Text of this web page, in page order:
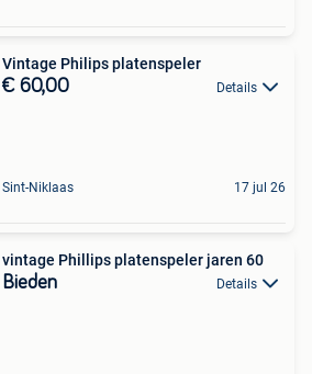
Vintage Philips platenspeler
€ 60,00 Details
Sint-Niklaas 17 jul 26
vintage Phillips platenspeler jaren 60
Bieden Details